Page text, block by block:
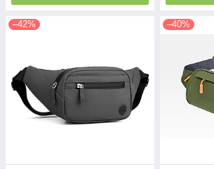
–42% –40%